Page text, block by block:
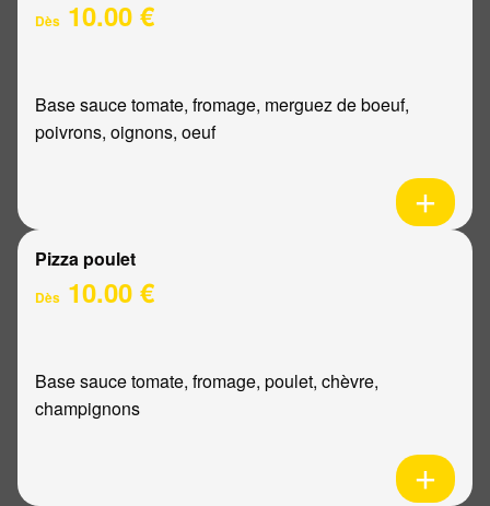
Dès 10.00 €
Base sauce tomate, fromage, merguez de boeuf,
poivrons, oignons, oeuf
Pizza poulet
Dès 10.00 €
Base sauce tomate, fromage, poulet, chèvre,
champignons